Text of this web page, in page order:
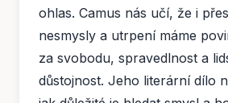
ohlas. Camus nás učí, že i
nesmysly a utrpení máme
za svobodu, spravedlnost a
důstojnost. Jeho literární dílo